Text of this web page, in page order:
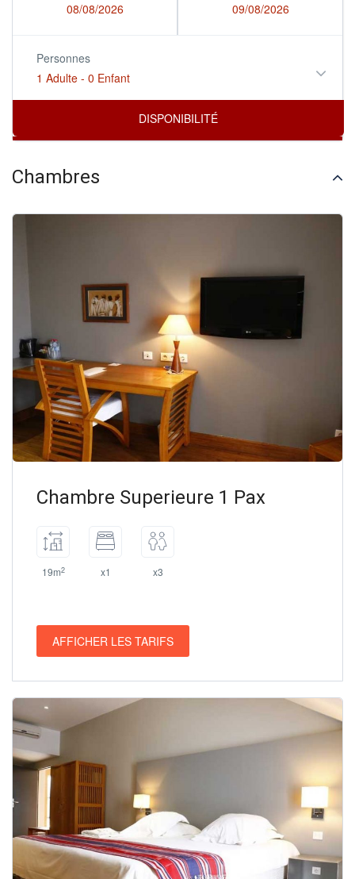
08/08/2026
09/08/2026
Personnes
1 Adulte - 0 Enfant
Chambres
Chambre Superieure 1 Pax
19m2 x1 x3
AFFICHER LES TARIFS